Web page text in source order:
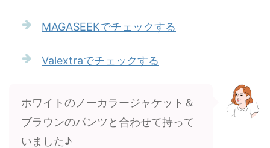
MAGASEEKでチェックする
Valextraでチェックする
ホワイトのノーカラージャケット＆
ブラウンのパンツと合わせて持って
いました♪